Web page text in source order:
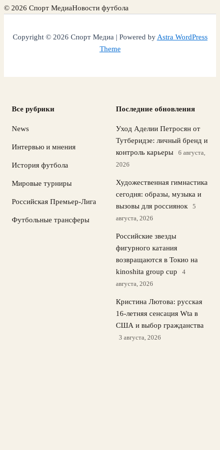
© 2026 Спорт МедиаНовости футбола
Copyright © 2026 Спорт Медиа | Powered byAstra WordPress
Theme
Все рубрики
News
Интервью и мнения
История футбола
Мировые турниры
Российская Премьер-Лига
Футбольные трансферы
Последние обновления
Уход Аделии Петросян от
Тутберидзе: личный бренд и
контроль карьеры
6 августа,
2026
Художественная гимнастика
сегодня: образы, музыка и
вызовы для россиянок
5
августа, 2026
Российские звезды
фигурного катания
возвращаются в Токио на
kinoshita group cup
4
августа, 2026
Кристина Лютова: русская
16-летняя сенсация Wta в
США и выбор гражданства
3 августа, 2026